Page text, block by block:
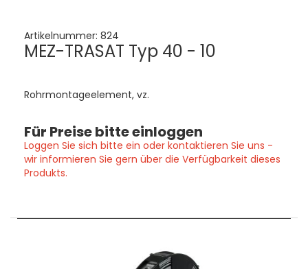
Artikelnummer: 824
MEZ-TRASAT Typ 40 - 10
Rohrmontageelement, vz.
Für Preise bitte einloggen
Loggen Sie sich bitte ein oder kontaktieren Sie uns -
wir informieren Sie gern über die Verfügbarkeit dieses
Produkts.